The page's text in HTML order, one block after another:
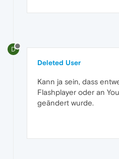
D
Deleted User
Kann ja sein, dass
Flashplayer oder an
geändert wurde.